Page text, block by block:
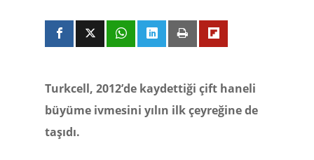
Turkcell, 2012’de kaydettiği çift haneli
büyüme ivmesini yılın ilk çeyreğine de
taşıdı.